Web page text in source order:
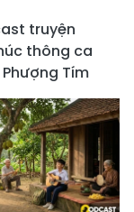
truyện
thông ca
Tím